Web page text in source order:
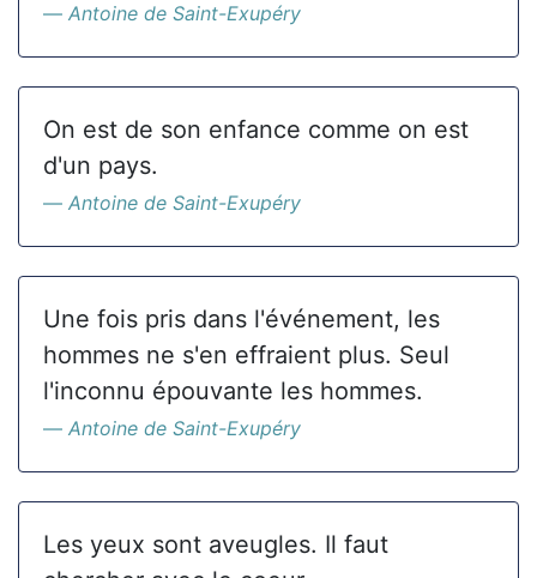
Antoine de Saint-Exupéry
On est de son enfance comme on est
d'un pays.
Antoine de Saint-Exupéry
Une fois pris dans l'événement, les
hommes ne s'en effraient plus. Seul
l'inconnu épouvante les hommes.
Antoine de Saint-Exupéry
Les yeux sont aveugles. Il faut